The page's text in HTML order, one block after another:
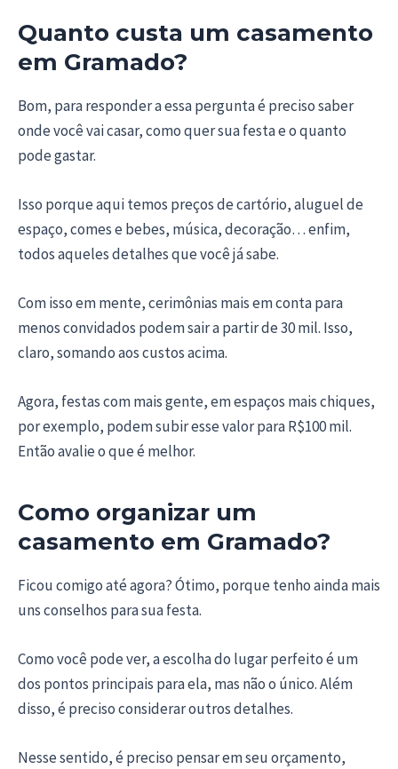
Quanto custa um casamento
em Gramado?
Bom, para responder a essa pergunta é preciso saber
onde você vai casar, como quer sua festa e o quanto
pode gastar.
Isso porque aqui temos preços de cartório, aluguel de
espaço, comes e bebes, música, decoração… enfim,
todos aqueles detalhes que você já sabe.
Com isso em mente, cerimônias mais em conta para
menos convidados podem sair a partir de 30 mil. Isso,
claro, somando aos custos acima.
Agora, festas com mais gente, em espaços mais chiques,
por exemplo, podem subir esse valor para R$100 mil.
Então avalie o que é melhor.
Como organizar um
casamento em Gramado?
Ficou comigo até agora? Ótimo, porque tenho ainda mais
uns conselhos para sua festa.
Como você pode ver, a escolha do lugar perfeito é um
dos pontos principais para ela, mas não o único. Além
disso, é preciso considerar outros detalhes.
Nesse sentido, é preciso pensar em seu orçamento,